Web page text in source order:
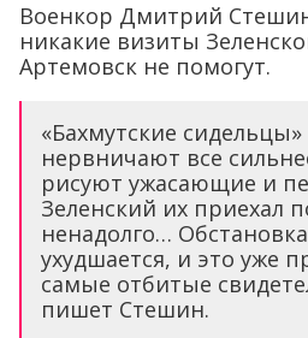
Военкор Дмитрий
никакие визиты
Артемовск не помогут.
«Бахмутские
нервничают все
рисуют ужасающие и
Зеленский их приехал
ненадолго…
ухудшается, и это уже
самые отбитые
пишет Стешин.